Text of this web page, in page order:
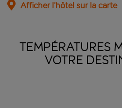
Afficher l’hôtel sur la carte
TEMPÉRATURES
VOTRE